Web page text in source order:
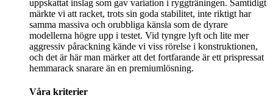
uppskattat inslag som gav variation i ryggträningen. Samtidigt
märkte vi att racket, trots sin goda stabilitet, inte riktigt har
samma massiva och orubbliga känsla som de dyrare
modellerna högre upp i testet. Vid tyngre lyft och lite mer
aggressiv pårackning kände vi viss rörelse i konstruktionen,
och det är här man märker att det fortfarande är ett prispressat
hemmarack snarare än en premiumlösning.
Våra kriterier